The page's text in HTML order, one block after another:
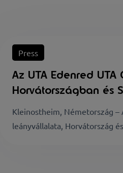
Press
Az UTA Edenred
Horvátországban és
Kleinostheim, Németország –
leányvállalata, Horvátország